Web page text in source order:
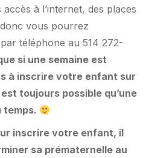
à l’internet, des places
vous pourrez
téléphone au 514 272-
si une semaine est
à inscrire votre enfant sur
toujours possible qu’une
temps.
inscrire votre enfant, il
sa prématernelle au